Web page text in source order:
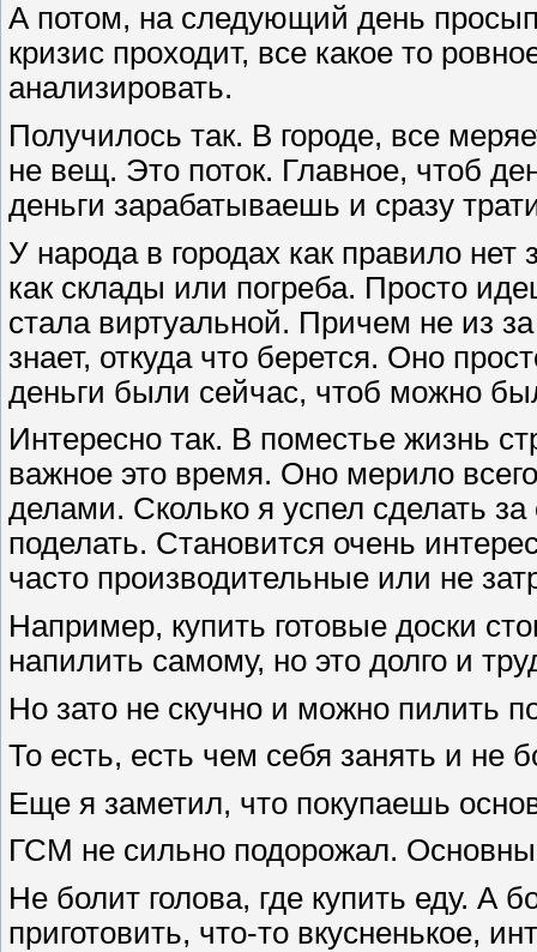
А потом, на следующий день
кризис проходит, все какое то
анализировать.
Получилось так. В городе, все
не вещ. Это поток. Главное, чтоб
деньги зарабатываешь и сразу
У народа в городах как правило
как склады или погреба. Просто
стала виртуальной. Причем не из
знает, откуда что берется. Оно
деньги были сейчас, чтоб можно
Интересно так. В поместье жизнь
важное это время. Оно мерило
делами. Сколько я успел сделать за
поделать. Становится очень
часто производительные или не
Например, купить готовые доски
напилить самому, но это долго и
Но зато не скучно и можно пилить
То есть, есть чем себя занять и не
Еще я заметил, что покупаешь
ГСМ не сильно подорожал.
Не болит голова, где купить еду. А
приготовить, что-то вкусненькое,